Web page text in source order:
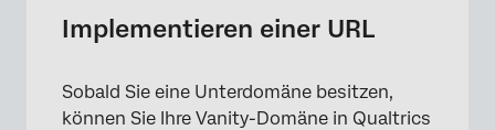
Implementieren einer URL
Sobald Sie eine Unterdomäne besitzen,
können Sie Ihre Vanity-Domäne in Qualtrics